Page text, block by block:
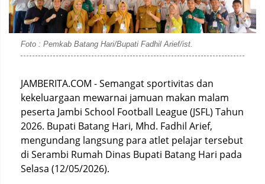
Foto : Pemkab Batang Hari/Bupati Fadhil Arief/ist.
JAMBERITA.COM - Semangat sportivitas dan
kekeluargaan mewarnai jamuan makan malam
peserta Jambi School Football League (JSFL) Tahun
2026. Bupati Batang Hari, Mhd. Fadhil Arief,
mengundang langsung para atlet pelajar tersebut
di Serambi Rumah Dinas Bupati Batang Hari pada
Selasa (12/05/2026).